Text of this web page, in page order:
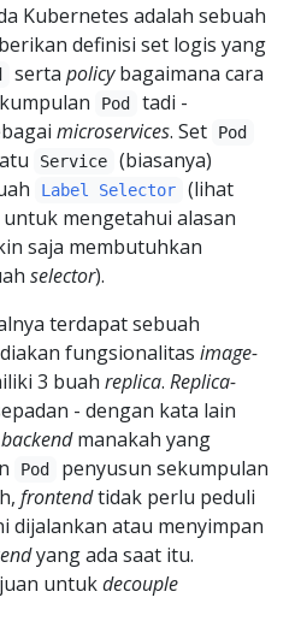
Kubernetes adalah sebuah
definisi set logis yang
serta policybagaimana cara
Pod
tadi -
microservices. Set Pod
Service
(biasanya)
Label Selector
(lihat
mengetahui alasan
saja membutuhkan
selector).
terdapat sebuah
fungsionalitas image-
3 buah replica. Replica-
- dengan kata lain
backendmanakah yang
Pod
penyusun sekumpulan
frontendtidak perlu peduli
dijalankan atau menyimpan
yang ada saat itu.
untukdecouple